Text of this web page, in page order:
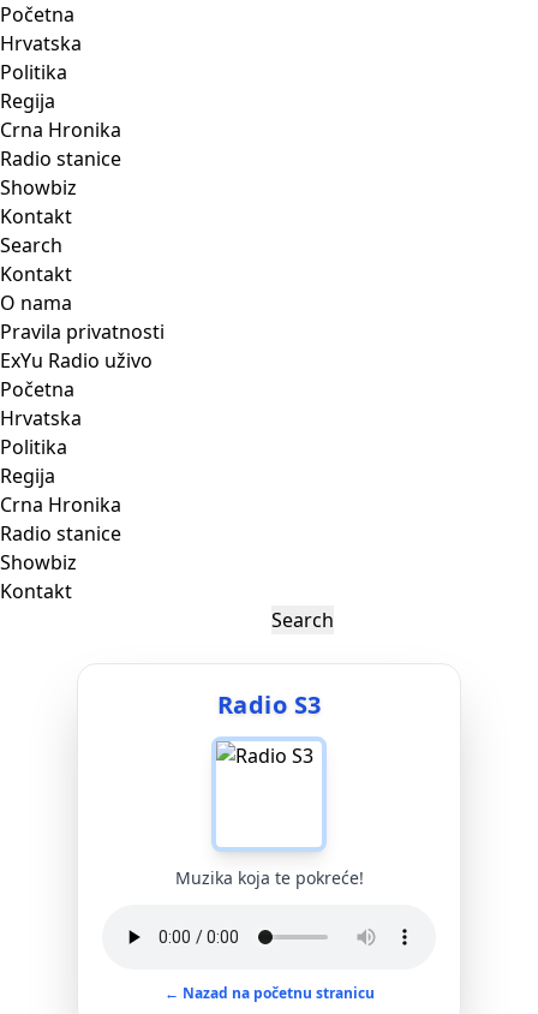
Početna
Hrvatska
Politika
Regija
Crna Hronika
Radio stanice
Showbiz
Kontakt
Search
Kontakt
O nama
Pravila privatnosti
ExYu Radio uživo
Početna
Hrvatska
Politika
Regija
Crna Hronika
Radio stanice
Showbiz
Kontakt
Radio S3
Muzika koja te pokreće!
← Nazad na početnu stranicu